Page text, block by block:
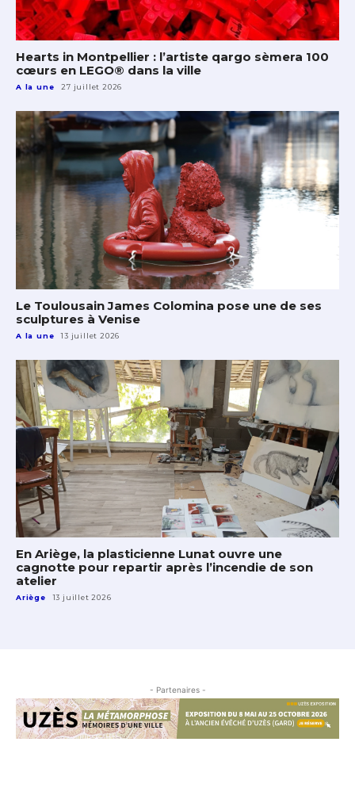
Hearts in Montpellier : l’artiste qargo sèmera 100
cœurs en LEGO® dans la ville
A la une 27 juillet 2026
Le Toulousain James Colomina pose une de ses
sculptures à Venise
A la une 13 juillet 2026
En Ariège, la plasticienne Lunat ouvre une
cagnotte pour repartir après l’incendie de son
atelier
Ariège 13 juillet 2026
- Partenaires -